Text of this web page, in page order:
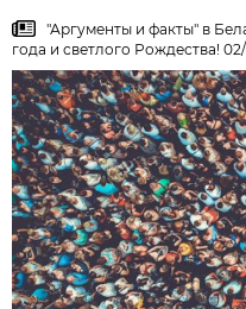
"Аргументы и факты" в
года и светлого Рождества!